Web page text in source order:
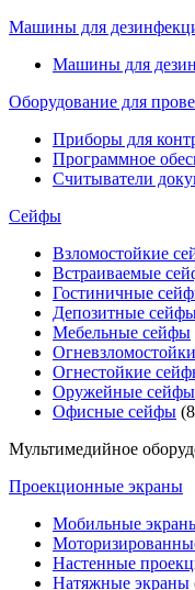
Машины для
Машины для
Оборудование для
Приборы для
Программное
Считыватели
Сейфы
Взломостойкие
Встраиваемые
Гостиничные
Депозитные
Мебельные сейфы
Огнестойкие
Оружейные сейфы
Офисные сейфы
Мультимедийное
Проекционные экраны
Мобильные
Настенные
Натяжные экраны